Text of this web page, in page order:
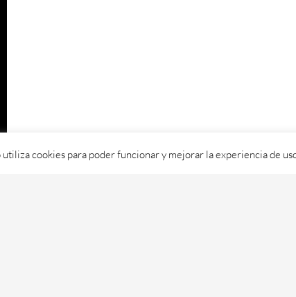
utiliza cookies para poder funcionar y mejorar la experiencia de